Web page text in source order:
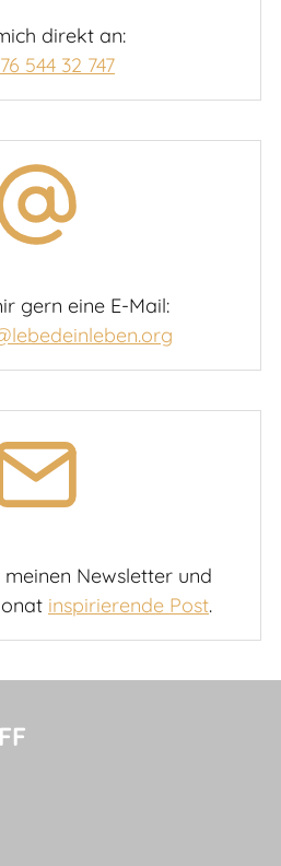
direkt an:
544 32 747
gern eine E-Mail:
Newsletter und
inspirierende Post.